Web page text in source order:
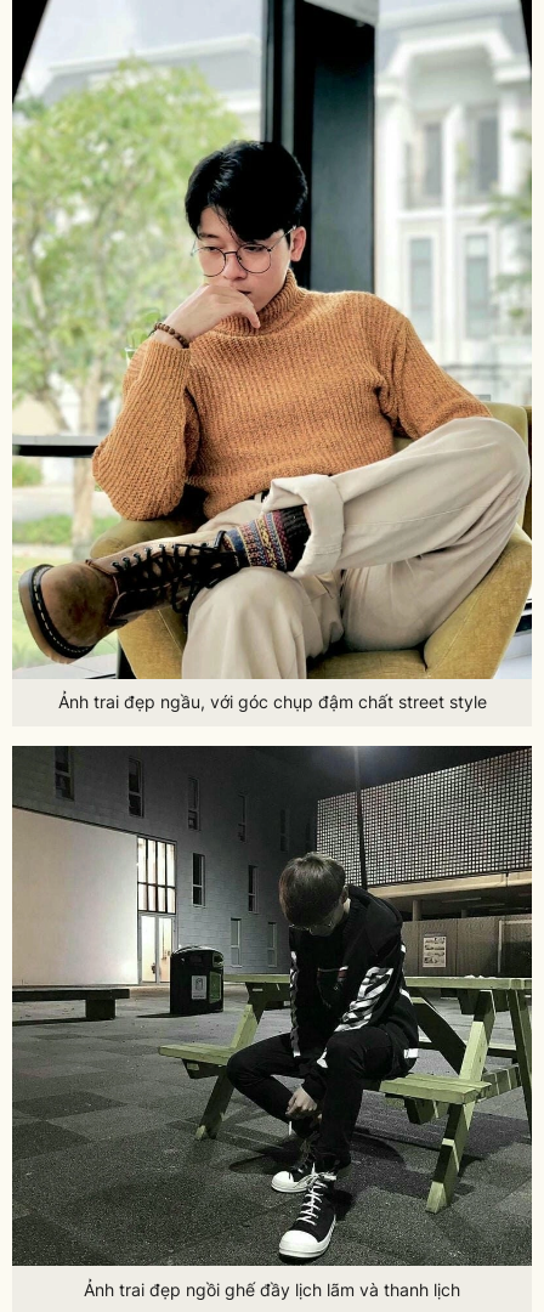
Ảnh trai đẹp ngầu, với góc chụp đậm chất street style
Ảnh trai đẹp ngồi ghế đầy lịch lãm và thanh lịch